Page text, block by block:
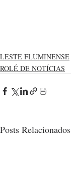
LESTE FLUMINENSE
ROLÉ DE NOTÍCIAS
Posts Relacionados